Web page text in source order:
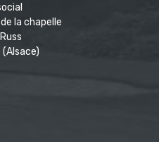
la chapelle
(Alsace)